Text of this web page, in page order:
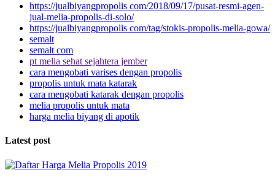
https://jualbiyangpropolis com/2018/09/17/pusat-resmi-agen-
jual-melia-propolis-di-solo/
https://jualbiyangpropolis com/tag/stokis-propolis-melia-gowa/
semalt
semalt com
pt melia sehat sejahtera jember
cara mengobati varises dengan propolis
propolis untuk mata katarak
cara mengobati katarak dengan propolis
melia propolis untuk mata
harga melia biyang di apotik
Latest post